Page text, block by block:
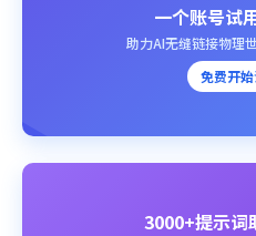
一个账号试
助力AI无缝链接物理
免费开
3000+提示词